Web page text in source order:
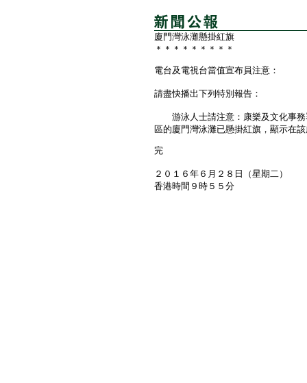
廈門灣泳灘懸掛紅旗
＊＊＊＊＊＊＊＊＊
電台及電視台當值宣布員注意：
請盡快播出下列特別報告：
游泳人士請注意：康樂及文化事務
區的廈門灣泳灘已懸掛紅旗，顯示在
完
２０１６年６月２８日（星期二）
香港時間９時５５分